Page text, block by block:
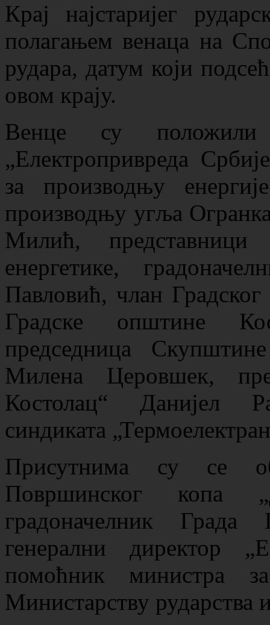
Крај најстаријег
полагањем венаца на
рудара, датум који
овом крају.
Венце су
„Електропривреда
за производњу
производњу угља
Милић, представници
енергетике,
Павловић, члан
Градске општине
председница
Милена Церовшек,
Костолац“ Данијел
синдиката
Присутнима су се
Површинског копа
градоначелник
генерални директор
помоћник министра
Министарству рударства